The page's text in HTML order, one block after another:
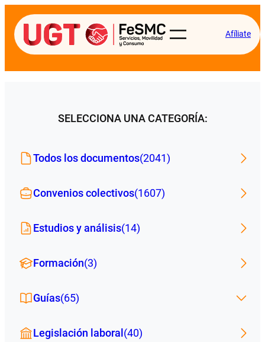
Afíliate
SELECCIONA UNA CATEGORÍA:
Todos los documentos(2041)
Convenios colectivos(1607)
Estudios y análisis(14)
Formación(3)
Guías(65)
Legislación laboral (40)